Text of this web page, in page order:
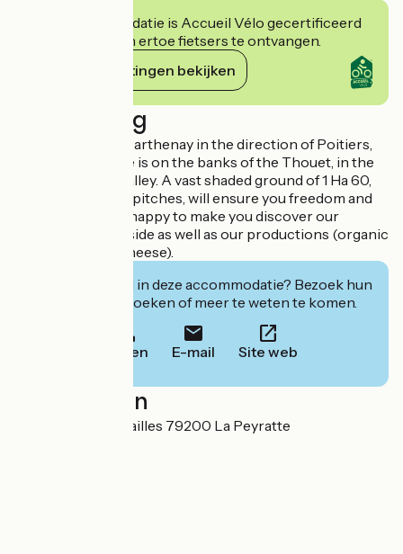
Deze accommodatie is Accueil Vélo gecertificeerd
en verbindt zich ertoe fietsers te ontvangen.
Haar verplichtingen bekijken
Beschrijving
10 minutes from Parthenay in the direction of Poitiers,
our farm campsite is on the banks of the Thouet, in the
heart of a steep valley. A vast shaded ground of 1 Ha 60,
without delimited pitches, will ensure you freedom and
peace. We will be happy to make you discover our
beautiful countryside as well as our productions (organic
honey and goat cheese).
Geïnteresseerd in deze accommodatie? Bezoek hun
website om te boeken of meer te weten te komen.
Bellen E-mail Site web
Localisation
Le Moulin de Fumailles 79200 La Peyratte